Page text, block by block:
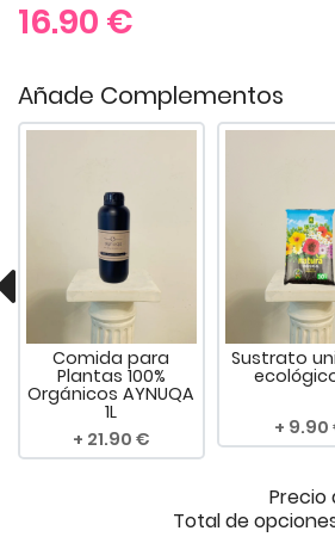
16.90 €
Añade Complementos
Comida para
Plantas 100%
Orgánicos AYNUQA
1L
21.90
Sustrato
9.90
Total de